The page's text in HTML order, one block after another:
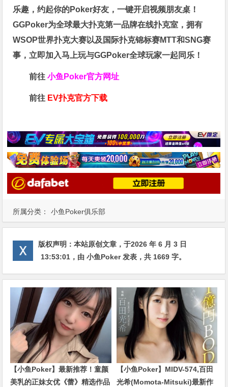
所属分类： 小鱼Poker俱乐部
乐趣，约起你的Poker好友，一键开启视频朋友桌！
GGPoker为全球最大扑克第一品牌在线扑克室，拥有
WSOP世界扑克大赛以及国际扑克锦标赛MTT和SNG赛
事，立即加入马上玩与GGPoker全球玩家一起同乐！
前往小鱼Poker官方网址
前往 EV扑克官方下载
版权声明：本站原创文章，于2026 年 6 月 3 日
13:53:01 ，由小鱼Poker发表，共 1669 字。
【小鱼Poker】最新推荐！童颜
美乳的正妹女优《蕾》精选作品
【小鱼Poker】MIDV-574,百田
光希(Momota-Mitsuki)最新作